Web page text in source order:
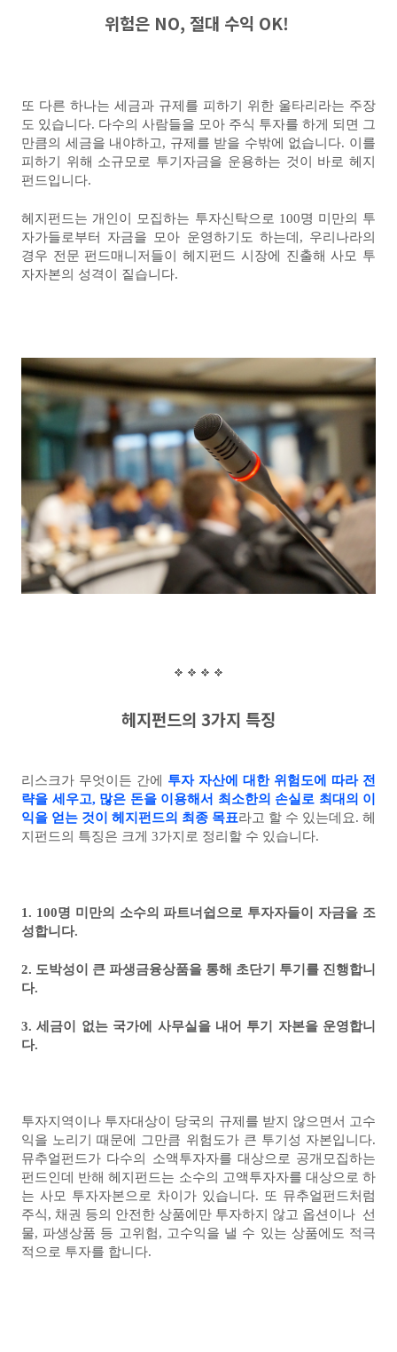
위험은 NO, 절대 수익 OK!
또 다른 하나는 세금과 규제를 피하기 위한 울타리라는 주장
도 있습니다. 다수의 사람들을 모아 주식 투자를 하게 되면 그
만큼의 세금을 내야하고, 규제를 받을 수밖에 없습니다. 이를
피하기 위해 소규모로 투기자금을 운용하는 것이 바로 헤지
펀드입니다.
헤지펀드는 개인이 모집하는 투자신탁으로 100명 미만의 투
자가들로부터 자금을 모아 운영하기도 하는데, 우리나라의
경우 전문 펀드매니저들이 헤지펀드 시장에 진출해 사모 투
자자본의 성격이 짙습니다.
헤지펀드의 3가지 특징
리스크가 무엇이든 간에 투자 자산에 대한 위험도에 따라 전
략을 세우고, 많은 돈을 이용해서 최소한의 손실로 최대의 이
익을 얻는 것이 헤지펀드의 최종 목표라고 할 수 있는데요. 헤
지펀드의 특징은 크게 3가지로 정리할 수 있습니다.
1. 100명 미만의 소수의 파트너쉽으로 투자자들이 자금을 조
성합니다.
2. 도박성이 큰 파생금융상품을 통해 초단기 투기를 진행합니
다.
3. 세금이 없는 국가에 사무실을 내어 투기 자본을 운영합니
다.
투자지역이나 투자대상이 당국의 규제를 받지 않으면서 고수
익을 노리기 때문에 그만큼 위험도가 큰 투기성 자본입니다.
뮤추얼펀드가 다수의 소액투자자를 대상으로 공개모집하는
펀드인데 반해 헤지펀드는 소수의 고액투자자를 대상으로 하
는 사모 투자자본으로 차이가 있습니다. 또 뮤추얼펀드처럼
주식, 채권 등의 안전한 상품에만 투자하지 않고 옵션이나 선
물, 파생상품 등 고위험, 고수익을 낼 수 있는 상품에도 적극
적으로 투자를 합니다.